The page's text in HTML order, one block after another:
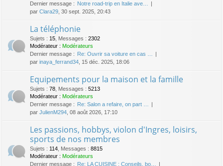
Dernier message : Notre road-trip en Italie ave…
par Clara29 , 30 sept. 2025, 20:43
La téléphonie
Sujets : 15 Messages : 2302
Modérateur : Modérateurs
Dernier message :
Re: Ouvrir sa voiture en cas …
par inaya_ferrand34 , 15 déc. 2025, 18:06
Equipements pour la maison et la famille
Sujets : 78 Messages : 5213
Modérateur : Modérateurs
Dernier message :
Re: Salon a refaire, on part …
par JulienM294 , 08 août 2026, 17:10
Les passions, hobbys, violon d'Ingres, loisirs,
sports de nos membres
Sujets : 114 Messages : 8815
Modérateur : Modérateurs
Dernier message :
Re: LA CUISINE : Conseils, bo…